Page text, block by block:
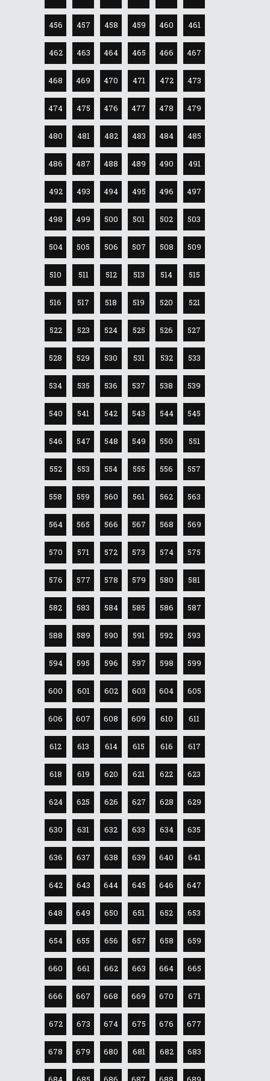
456 457 458 459 460 461
462 463 464 465 466 467
468 469 470 471 472 473
474 475 476 477 478 479
480 481 482 483 484 485
486 487 488 489 490 491
492 493 494 495 496 497
498 499 500 501 502 503
504 505 506 507 508 509
510 511 512 513 514 515
516 517 518 519 520 521
522 523 524 525 526 527
528 529 530 531 532 533
534 535 536 537 538 539
540 541 542 543 544 545
546 547 548 549 550 551
552 553 554 555 556 557
558 559 560 561 562 563
564 565 566 567 568 569
570 571 572 573 574 575
576 577 578 579 580 581
582 583 584 585 586 587
588 589 590 591 592 593
594 595 596 597 598 599
600 601 602 603 604 605
606 607 608 609 610 611
612 613 614 615 616 617
618 619 620 621 622 623
624 625 626 627 628 629
630 631 632 633 634 635
636 637 638 639 640 641
642 643 644 645 646 647
648 649 650 651 652 653
654 655 656 657 658 659
660 661 662 663 664 665
666 667 668 669 670 671
672 673 674 675 676 677
678 679 680 681 682 683